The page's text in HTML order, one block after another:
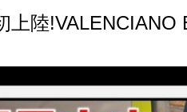
上陸!VALENCIANO